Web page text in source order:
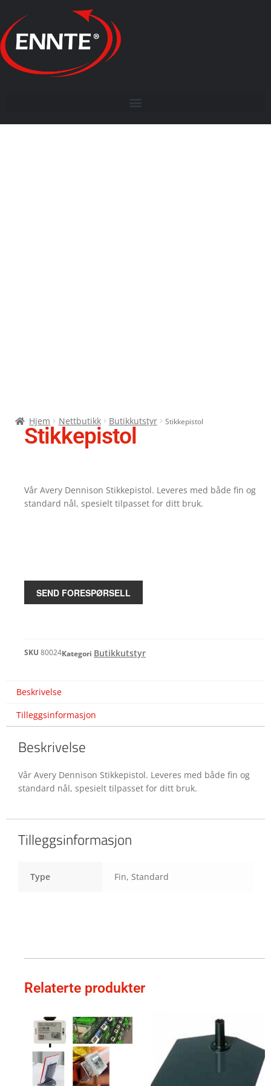
Hjem Nettbutikk Butikkutstyr Stikkepistol
Stikkepistol
Vår Avery Dennison Stikkepistol. Leveres med både fin og
standard nål, spesielt tilpasset for ditt bruk.
SEND FORESPØRSELL
SKU 80024Kategori Butikkutstyr
Beskrivelse
Tilleggsinformasjon
Beskrivelse
Vår Avery Dennison Stikkepistol. Leveres med både fin og
standard nål, spesielt tilpasset for ditt bruk.
Tilleggsinformasjon
Type Fin, Standard
Relaterte produkter